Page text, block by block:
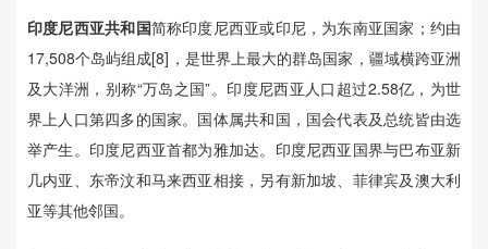
印度尼西亚共和国简称印度尼西亚或印尼，为东南亚国家；约由
17,508个岛屿组成[8]，是世界上最大的群岛国家，疆域横跨亚洲
及大洋洲，别称“万岛之国”。印度尼西亚人口超过2.58亿，为世
界上人口第四多的国家。国体属共和国，国会代表及总统皆由选
举产生。印度尼西亚首都为雅加达。印度尼西亚国界与巴布亚新
几内亚、东帝汶和马来西亚相接，另有新加坡、菲律宾及澳大利
亚等其他邻国。